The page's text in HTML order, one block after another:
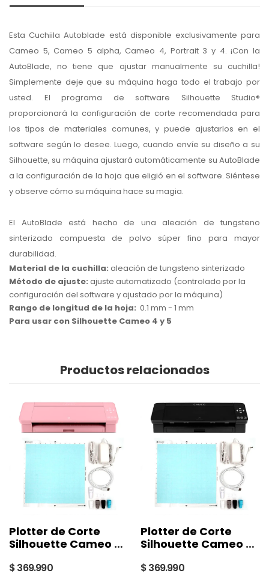
Esta Cuchiila Autoblade está disponible exclusivamente para
Cameo 5, Cameo 5 alpha, Cameo 4, Portrait 3 y 4. ¡Con la
AutoBlade, no tiene que ajustar manualmente su cuchilla!
Simplemente deje que su máquina haga todo el trabajo por
usted. El programa de software Silhouette Studio®
proporcionará la configuración de corte recomendada para
los tipos de materiales comunes, y puede ajustarlos en el
software según lo desee. Luego, cuando envíe su diseño a su
Silhouette, su máquina ajustará automáticamente su AutoBlade
a la configuración de la hoja que eligió en el software. Siéntese
y observe cómo su máquina hace su magia.
El AutoBlade está hecho de una aleación de tungsteno
sinterizado compuesta de polvo súper fino para mayor
durabilidad.
Material de la cuchilla: aleación de tungsteno sinterizado
Método de ajuste: ajuste automatizado (controlado por la
configuración del software y ajustado por la máquina)
Rango de longitud de la hoja: 0.1 mm - 1 mm
Para usar con Silhouette Cameo 4 y 5
Productos relacionados
Plotter de Corte
Silhouette Cameo 4
$ 369.990
Plotter de Corte
Silhouette Cameo 4
$ 369.990